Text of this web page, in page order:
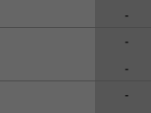
-
-
-
-